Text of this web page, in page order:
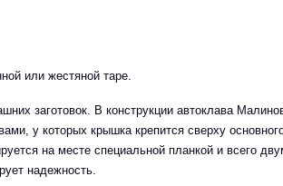
или жестяной таре.
заготовок. В конструкции автоклава
у которых крышка крепится сверху
на месте специальной планкой и всего
надежность.